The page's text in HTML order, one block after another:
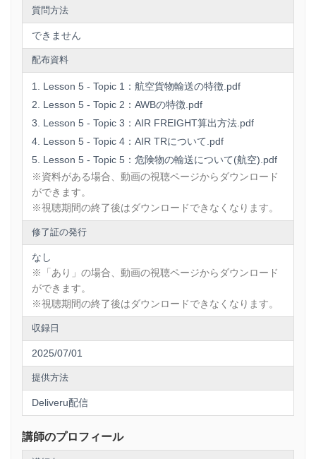
・運賃率の種類
・実重量とは
・容積重量とは
・容積重量の算出方法
・航空運賃の算出方法
・航空運賃以外の諸費用について
【Topic 4：AIR T/Rについて】
・AIR T/Rの必要性
・AIR T/Rの役割
・AIR T/R提出のタイミング
・AIR T/RとL/Gの違い
【Topic 5：危険物の輸送について(航空)】
・危険物の国際ルール
・輸送要件の確認
・危険物の分類
・危険物の輸送手順
・容器の選定・包装物のマーク、ラベリング
・危険物申告書の作成
質問方法
できません
配布資料
Lesson 5 - Topic 1：航空貨物輸送の特徴.pdf
Lesson 5 - Topic 2：AWBの特徴.pdf
Lesson 5 - Topic 3：AIR FREIGHT算出方法.pdf
Lesson 5 - Topic 4：AIR TRについて.pdf
Lesson 5 - Topic 5：危険物の輸送について(航空).pdf
※資料がある場合、動画の視聴ページからダウンロード
ができます。
※視聴期間の終了後はダウンロードできなくなります。
修了証の発行
なし
※「あり」の場合、動画の視聴ページからダウンロード
ができます。
※視聴期間の終了後はダウンロードできなくなります。
収録日
2025/07/01
提供方法
Deliveru配信
講師のプロフィール